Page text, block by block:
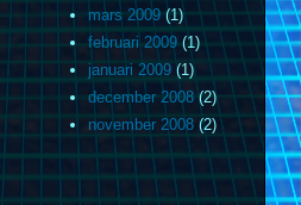
mars 2009 (1)
februari 2009 (1)
januari 2009 (1)
december 2008 (2)
november 2008 (2)